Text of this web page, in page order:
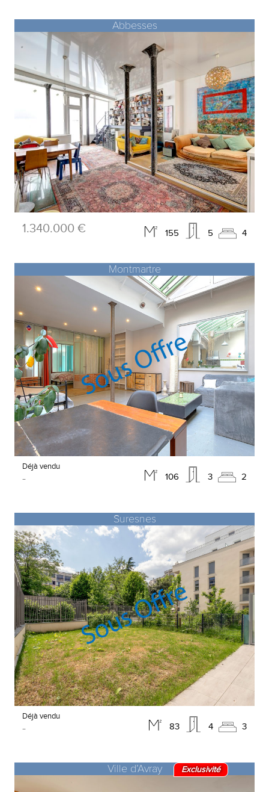
Abbesses
155 5 4
1.340.000 €
Montmartre
106 3 2
Déjà vendu
-
Suresnes
83 4 3
Déjà vendu
-
Exclusivité
Ville d’Avray